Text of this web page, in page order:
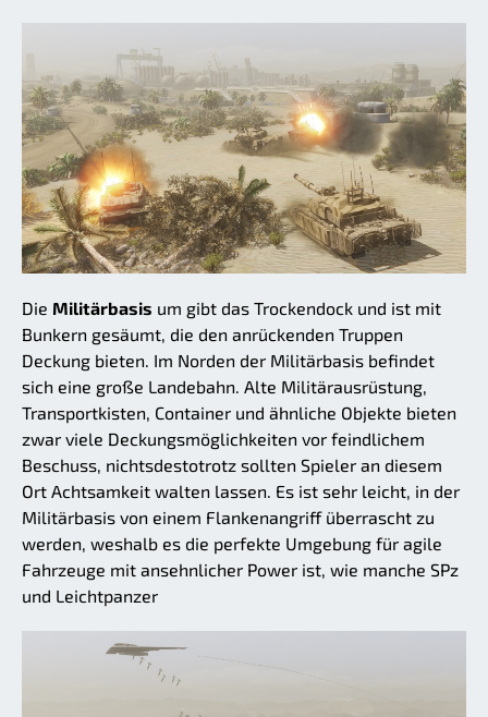
Die Militärbasis um gibt das Trockendock und ist mit
Bunkern gesäumt, die den anrückenden Truppen
Deckung bieten. Im Norden der Militärbasis befindet
sich eine große Landebahn. Alte Militärausrüstung,
Transportkisten, Container und ähnliche Objekte bieten
zwar viele Deckungsmöglichkeiten vor feindlichem
Beschuss, nichtsdestotrotz sollten Spieler an diesem
Ort Achtsamkeit walten lassen. Es ist sehr leicht, in der
Militärbasis von einem Flankenangriff überrascht zu
werden, weshalb es die perfekte Umgebung für agile
Fahrzeuge mit ansehnlicher Power ist, wie manche SPz
und Leichtpanzer